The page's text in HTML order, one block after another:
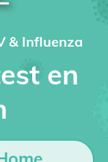
& Influenza
en